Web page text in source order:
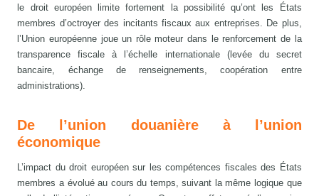
le droit européen limite fortement la possibilité qu’ont les États
membres d’octroyer des incitants fiscaux aux entreprises. De plus,
l’Union européenne joue un rôle moteur dans le renforcement de la
transparence fiscale à l’échelle internationale (levée du secret
bancaire, échange de renseignements, coopération entre
administrations).
De l’union douanière à l’union
économique
L’impact du droit européen sur les compétences fiscales des États
membres a évolué au cours du temps, suivant la même logique que